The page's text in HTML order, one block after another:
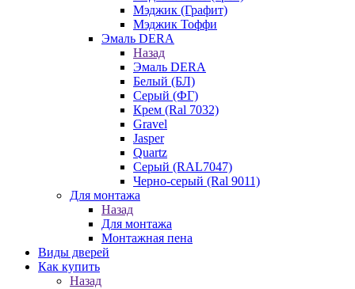
Мэджик (Графит)
Мэджик Тоффи
Эмаль DERA
Назад
Эмаль DERA
Белый (БЛ)
Серый (ФГ)
Крем (Ral 7032)
Gravel
Jasper
Quartz
Серый (RAL7047)
Черно-серый (Ral 9011)
Для монтажа
Назад
Для монтажа
Монтажная пена
Виды дверей
Как купить
Назад